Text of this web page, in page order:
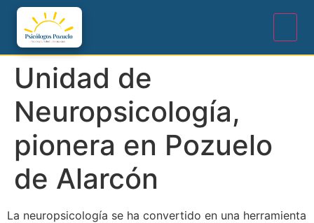
Unidad de
Neuropsicología,
pionera en Pozuelo
de Alarcón
La neuropsicología se ha convertido en una herramienta